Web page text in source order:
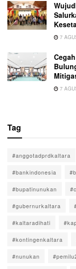
7
7
Tag
#anggotadprdkaltara
#bankindonesia
#bupatinunukan
#gubernurkaltara
#kaltaradihati
#kontingenkaltara
#nunukan